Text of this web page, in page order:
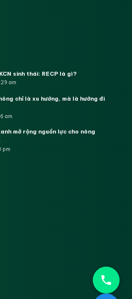
sinh thái: RECP là gì?
am
chỉ là xu hướng, mà là hướng đi
am
mở rộng nguồn lực cho nông
pm